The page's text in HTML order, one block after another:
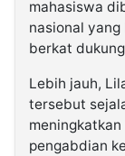
mahasiswa
nasional
berkat
Lebih jauh,
tersebut
pengabdian